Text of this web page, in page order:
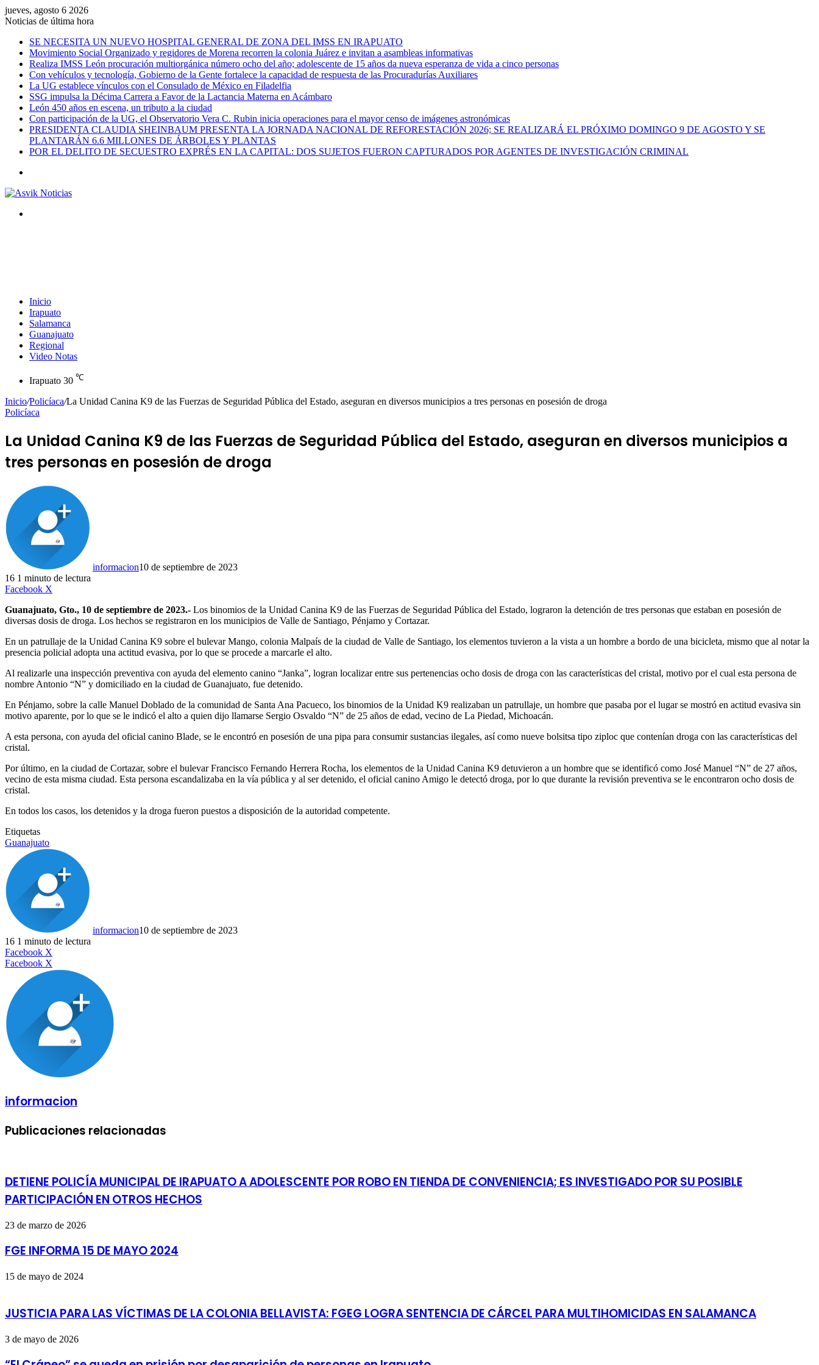
jueves, agosto 6 2026
Noticias de última hora
SE NECESITA UN NUEVO HOSPITAL GENERAL DE ZONA DEL IMSS EN IRAPUATO
Movimiento Social Organizado y regidores de Morena recorren la colonia Juárez e invitan a asambleas informativas
Realiza IMSS León procuración multiorgánica número ocho del año; adolescente de 15 años da nueva esperanza de vida a cinco personas
Con vehículos y tecnología, Gobierno de la Gente fortalece la capacidad de respuesta de las Procuradurías Auxiliares
La UG establece vínculos con el Consulado de México en Filadelfia
SSG impulsa la Décima Carrera a Favor de la Lactancia Materna en Acámbaro
León 450 años en escena, un tributo a la ciudad
Con participación de la UG, el Observatorio Vera C. Rubin inicia operaciones para el mayor censo de imágenes astronómicas
PRESIDENTA CLAUDIA SHEINBAUM PRESENTA LA JORNADA NACIONAL DE REFORESTACIÓN 2026; SE REALIZARÁ EL PRÓXIMO DOMINGO 9 DE AGOSTO Y SE
PLANTARÁN 6.6 MILLONES DE ÁRBOLES Y PLANTAS
POR EL DELITO DE SECUESTRO EXPRÉS EN LA CAPITAL: DOS SUJETOS FUERON CAPTURADOS POR AGENTES DE INVESTIGACIÓN CRIMINAL
Inicio
Irapuato
Salamanca
Guanajuato
Regional
Video Notas
Irapuato 30 ℃
Inicio/Policíaca/La Unidad Canina K9 de las Fuerzas de Seguridad Pública del Estado, aseguran en diversos municipios a tres personas en posesión de droga
Policíaca
La Unidad Canina K9 de las Fuerzas de Seguridad Pública del Estado, aseguran en diversos municipios a
tres personas en posesión de droga
informacion10 de septiembre de 2023
16 1 minuto de lectura
Facebook X
Guanajuato, Gto., 10 de septiembre de 2023.- Los binomios de la Unidad Canina K9 de las Fuerzas de Seguridad Pública del Estado, lograron la detención de tres personas que estaban en posesión de
diversas dosis de droga. Los hechos se registraron en los municipios de Valle de Santiago, Pénjamo y Cortazar.
En un patrullaje de la Unidad Canina K9 sobre el bulevar Mango, colonia Malpaís de la ciudad de Valle de Santiago, los elementos tuvieron a la vista a un hombre a bordo de una bicicleta, mismo que al notar la
presencia policial adopta una actitud evasiva, por lo que se procede a marcarle el alto.
Al realizarle una inspección preventiva con ayuda del elemento canino “Janka”, logran localizar entre sus pertenencias ocho dosis de droga con las características del cristal, motivo por el cual esta persona de
nombre Antonio “N” y domiciliado en la ciudad de Guanajuato, fue detenido.
En Pénjamo, sobre la calle Manuel Doblado de la comunidad de Santa Ana Pacueco, los binomios de la Unidad K9 realizaban un patrullaje, un hombre que pasaba por el lugar se mostró en actitud evasiva sin
motivo aparente, por lo que se le indicó el alto a quien dijo llamarse Sergio Osvaldo “N” de 25 años de edad, vecino de La Piedad, Michoacán.
A esta persona, con ayuda del oficial canino Blade, se le encontró en posesión de una pipa para consumir sustancias ilegales, así como nueve bolsitsa tipo ziploc que contenían droga con las características del
cristal.
Por último, en la ciudad de Cortazar, sobre el bulevar Francisco Fernando Herrera Rocha, los elementos de la Unidad Canina K9 detuvieron a un hombre que se identificó como José Manuel “N” de 27 años,
vecino de esta misma ciudad. Esta persona escandalizaba en la vía pública y al ser detenido, el oficial canino Amigo le detectó droga, por lo que durante la revisión preventiva se le encontraron ocho dosis de
cristal.
En todos los casos, los detenidos y la droga fueron puestos a disposición de la autoridad competente.
Etiquetas
Guanajuato
informacion10 de septiembre de 2023
16 1 minuto de lectura
Facebook X
Facebook X
por
electrónico
informacion
Publicaciones relacionadas
DETIENE POLICÍA MUNICIPAL DE IRAPUATO A ADOLESCENTE POR ROBO EN TIENDA DE CONVENIENCIA; ES INVESTIGADO POR SU POSIBLE
PARTICIPACIÓN EN OTROS HECHOS
23 de marzo de 2026
FGE INFORMA 15 DE MAYO 2024
15 de mayo de 2024
JUSTICIA PARA LAS VÍCTIMAS DE LA COLONIA BELLAVISTA: FGEG LOGRA SENTENCIA DE CÁRCEL PARA MULTIHOMICIDAS EN SALAMANCA
3 de mayo de 2026